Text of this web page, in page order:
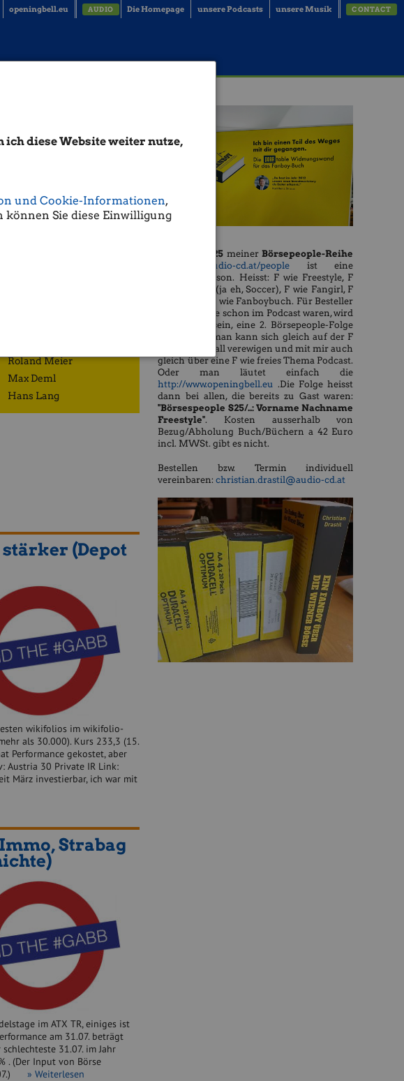
ich diese Website weiter nutze,
und Cookie-Informationen,
Sie diese Einwilligung
openingbell.eu AUDIO Die Homepage unsere Podcasts unsere Musik CONTACT
Roland Meier
Max Deml
Hans Lang
(Depot
wikifolios im wikifolio-
als 30.000). Kurs 233,3 (15.
Performance gekostet, aber
Austria 30 Private IR Link:
März investierbar, ich war mit
Immo, Strabag
im ATX TR, einiges ist
am 31.07. beträgt
31.07. im Jahr
. (Der Input von Börse
» Weiterlesen
Season 25meinerBörsepeople-Reihe
http://www.audio-cd.at/people ist eine
Freestyle-Season. Heisst: F wie Freestyle, F
wie Football (ja eh, Soccer), F wie Fangirl, F
wie Fanboy, F wie Fanboybuch. Für Besteller
des Buchs, die schon im Podcast waren, wird
es möglich sein, eine 2. Börsepeople-Folge
zu machen, man kann sich gleich auf der F
wie Fanboywall verewigen und mit mir auch
gleich über eine F wie freies Thema Podcast.
Oder man läutet einfach die
http://www.openingbell.eu .Die Folge heisst
dann bei allen, die bereits zu Gast waren:
"Börsespeople S25/..: Vorname Nachname
Freestyle". Kosten ausserhalb von
Bezug/Abholung Buch/Büchern a 42 Euro
incl. MWSt. gibt es nicht.
Bestellen bzw. Termin individuell
vereinbaren:christian.drastil@audio-cd.at